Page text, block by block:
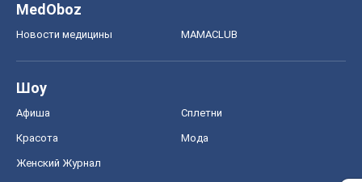
MedOboz
Новости медицины MAMACLUB
Шоу
Афиша Сплетни
Красота Мода
Женский Журнал